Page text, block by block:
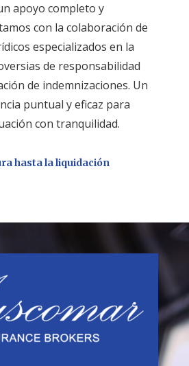
apoyo completo y
con la colaboración de
especializados en la
de responsabilidad
de indemnizaciones. Un
puntual y eficaz para
con tranquilidad.
hasta la liquidación